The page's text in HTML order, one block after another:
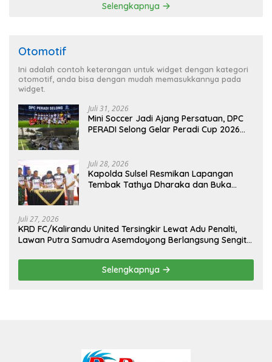
Selengkapnya
Otomotif
Ini adalah contoh keterangan untuk widget dengan kategori
otomotif, anda bisa dengan mudah memasukkannya pada
widget.
Juli 31, 2026
Mini Soccer Jadi Ajang Persatuan, DPC
PERADI Selong Gelar Peradi Cup 2026
Juli 28, 2026
Kapolda Sulsel Resmikan Lapangan
Tembak Tathya Dharaka dan Buka
Juli 27, 2026
KRD FC/Kalirandu United Tersingkir Lewat Adu Penalti,
Lawan Putra Samudra Asemdoyong Berlangsung Sengit
Selengkapnya